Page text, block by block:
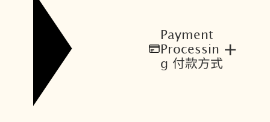
Payment
Processin
g 付款方式
+